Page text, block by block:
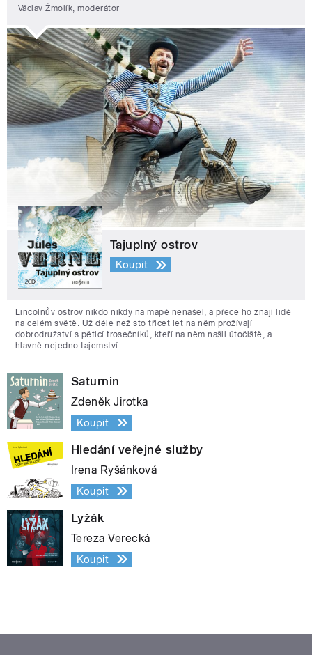
Václav Žmolík, moderátor
Tajuplný ostrov
Koupit
Lincolnův ostrov nikdo nikdy na mapě nenašel, a přece ho znají lidé
na celém světě. Už déle než sto třicet let na něm prožívají
dobrodružství s pěticí trosečníků, kteří na něm našli útočiště, a
hlavně nejedno tajemství.
Saturnin
Zdeněk Jirotka
Koupit
Hledání veřejné služby
Irena Ryšánková
Koupit
Lyžák
Tereza Verecká
Koupit